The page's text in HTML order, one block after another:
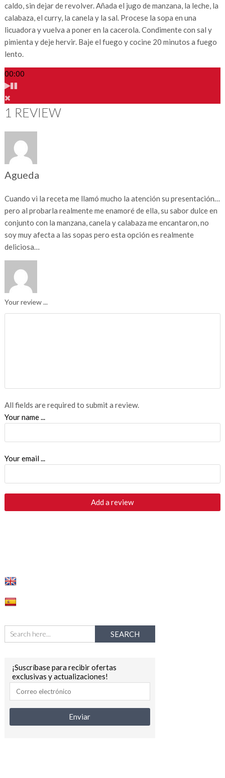
caldo, sin dejar de revolver. Añada el jugo de manzana, la leche, la
calabaza, el curry, la canela y la sal. Procese la sopa en una
licuadora y vuelva a poner en la cacerola. Condimente con sal y
pimienta y deje hervir. Baje el fuego y cocine 20 minutos a fuego
lento.
00:00
1 REVIEW
Agueda
Cuando vi la receta me llamó mucho la atención su presentación…
pero al probarla realmente me enamoré de ella, su sabor dulce en
conjunto con la manzana, canela y calabaza me encantaron, no
soy muy afecta a las sopas pero esta opción es realmente
deliciosa…
Your review ...
All fields are required to submit a review.
Your name ...
Your email ...
¡Suscríbase para recibir ofertas
exclusivas y actualizaciones!